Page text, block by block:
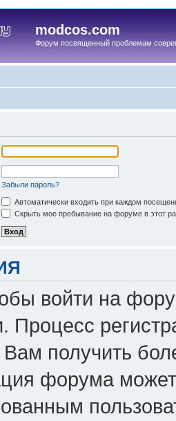
modcos.com
Форум посвященный проблемам
Забыли пароль?
Автоматически входить при каждом
Скрыть мое пребывание на форуме в этот
войти на
Процесс
Вам получить
форума может